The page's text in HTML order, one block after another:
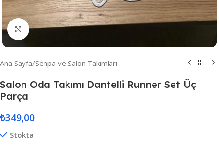
Resmi Büyüt
Ana Sayfa/Sehpa ve Salon Takımları
Salon Oda Takımı Dantelli Runner Set Üç
Parça
₺349,00
Stokta